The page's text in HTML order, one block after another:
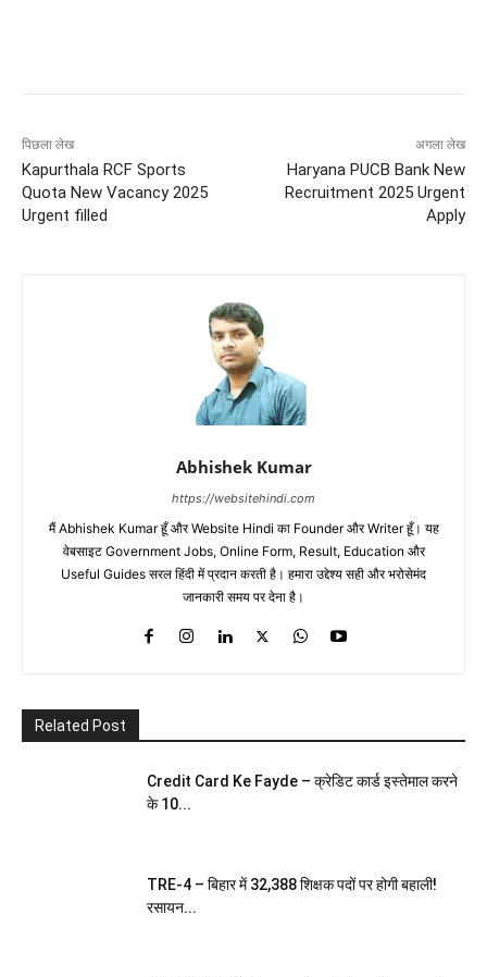
पिछला लेख
Kapurthala RCF Sports
Quota New Vacancy 2025
Urgent filled
अगला लेख
Haryana PUCB Bank New
Recruitment 2025 Urgent
Apply
Abhishek Kumar
https://websitehindi.com
मैं Abhishek Kumar हूँ और Website Hindi का Founder और Writer हूँ। यह
वेबसाइट Government Jobs, Online Form, Result, Education और
Useful Guides सरल हिंदी में प्रदान करती है। हमारा उद्देश्य सही और भरोसेमंद
जानकारी समय पर देना है।
Related Post
Credit Card Ke Fayde – क्रेडिट कार्ड इस्तेमाल करने
के 10...
TRE-4 – बिहार में 32,388 शिक्षक पदों पर होगी बहाली!
रसायन...